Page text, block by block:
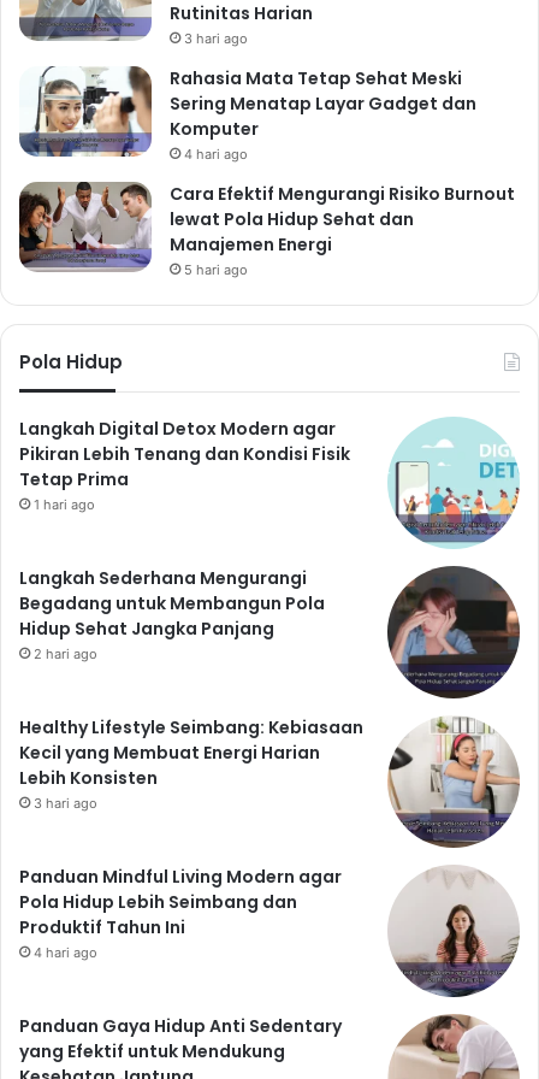
Meningkatkan suasana hati
7. Menjaga Kesehatan Usus:
Kunci Kesehatan Tubuh
Secara Keseluruhan
kesehatan tubuh secara keseluruhan. Usus merupakan
rumah bagi triliunan bakteri yang berperan penting
dalam sistem imun, pencernaan, dan produksi vitamin.
Gangguan pada kesehatan usus dapat menyebabkan
berbagai masalah kesehatan, seperti kembung, diare,
sembelit, dan bahkan penyakit kronis.
Bagaimana
menjaga kesehatan usus?Konsumsi makanan kaya
serat, seperti buah-buahan, sayuran, dan biji-bijian.
Hindari makanan olahan, makanan tinggi gula, dan
makanan tinggi lemak jenuh. Konsumsi probiotik
melalui makanan fermentasi atau suplemen.
Makanan Baik untuk Kesehatan
Usus:
Yogurt
Kefir
Sayuran hijau
Buah-buahan beri
Kesimpulan: Menuju Hidup
Bahagia
Tujuh tips kesehatan yang jarang diketahui di atas
dapat memberikan dampak signifikan terhadap
kualitas hidup Anda. Dengan menerapkan tips-tips ini
secara konsisten, Anda dapat meningkatkan kesehatan
fisik dan mental, serta mencapai hidup yang lebih
sehat dan bahagia. Ingatlah bahwa kunci utama
Rutinitas Harian
3 hari ago
Rahasia Mata Tetap Sehat Meski
Sering Menatap Layar Gadget dan
Komputer
4 hari ago
Cara Efektif Mengurangi Risiko Burnout
lewat Pola Hidup Sehat dan
Manajemen Energi
5 hari ago
Pola Hidup
Langkah Digital Detox Modern agar
Pikiran Lebih Tenang dan Kondisi Fisik
Tetap Prima
1 hari ago
Langkah Sederhana Mengurangi
Begadang untuk Membangun Pola
Hidup Sehat Jangka Panjang
2 hari ago
Healthy Lifestyle Seimbang: Kebiasaan
Kecil yang Membuat Energi Harian
Lebih Konsisten
3 hari ago
Panduan Mindful Living Modern agar
Pola Hidup Lebih Seimbang dan
Produktif Tahun Ini
4 hari ago
Panduan Gaya Hidup Anti Sedentary
yang Efektif untuk Mendukung